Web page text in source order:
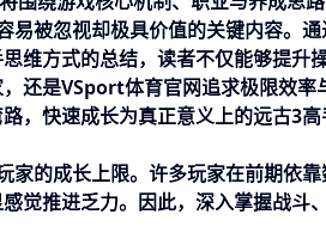
易被忽视却极具价值的关键内容。
维方式的总结，读者不仅能够提升
还是VSport体育官网追求极限效率
，快速成长为真正意义上的远古3高
的成长上限。许多玩家在前期依靠
觉推进乏力。因此，深入掌握战斗